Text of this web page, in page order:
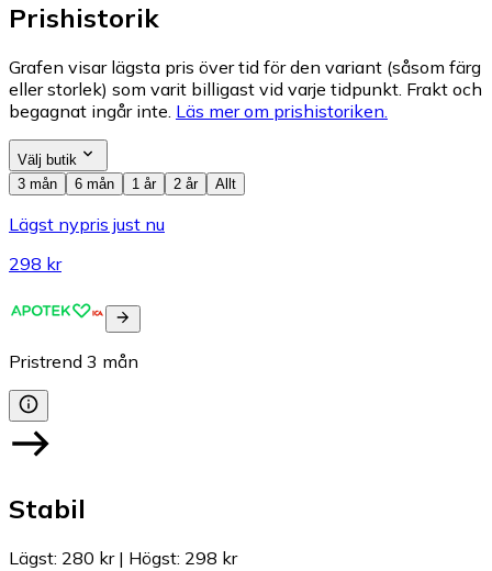
Prishistorik
Grafen visar lägsta pris över tid för den variant (såsom färg
eller storlek) som varit billigast vid varje tidpunkt. Frakt och
begagnat ingår inte. Läs mer om prishistoriken.
Välj butik
3 mån
6 mån 1 år 2 år Allt
Lägst nypris just nu
298 kr
Pristrend 3 mån
Stabil
Lägst: 280 kr| Högst: 298 kr